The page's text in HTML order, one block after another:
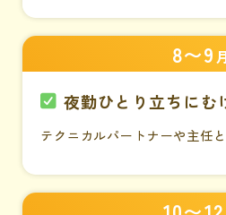
8〜9 月
夜勤ひとり立ちにむ
テクニカルパートナーや主任